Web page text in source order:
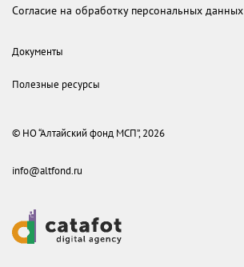
Согласие на обработку персональных данных
Документы
Полезные ресурсы
© НО “Алтайский фонд МСП”, 2026
info@altfond.ru